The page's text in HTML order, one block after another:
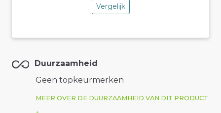
Vergelijk
Duurzaamheid
Geen topkeurmerken
MEER OVER DE DUURZAAMHEID VAN DIT PRODUCT